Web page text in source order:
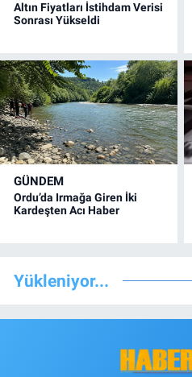
Altın Fiyatları İstihdam Verisi
Sonrası Yükseldi
GÜNDEM
Ordu’da Irmağa Giren İki
Kardeşten Acı Haber
Yükleniyor...